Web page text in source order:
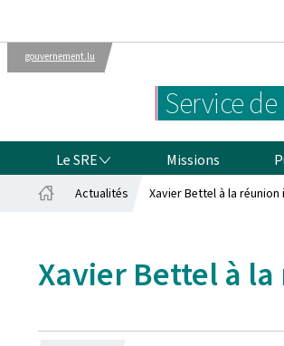
gouvernement.lu
Service
Le SRE Missions
Actualités Xavier Bettel à la
Xavier Bettel à